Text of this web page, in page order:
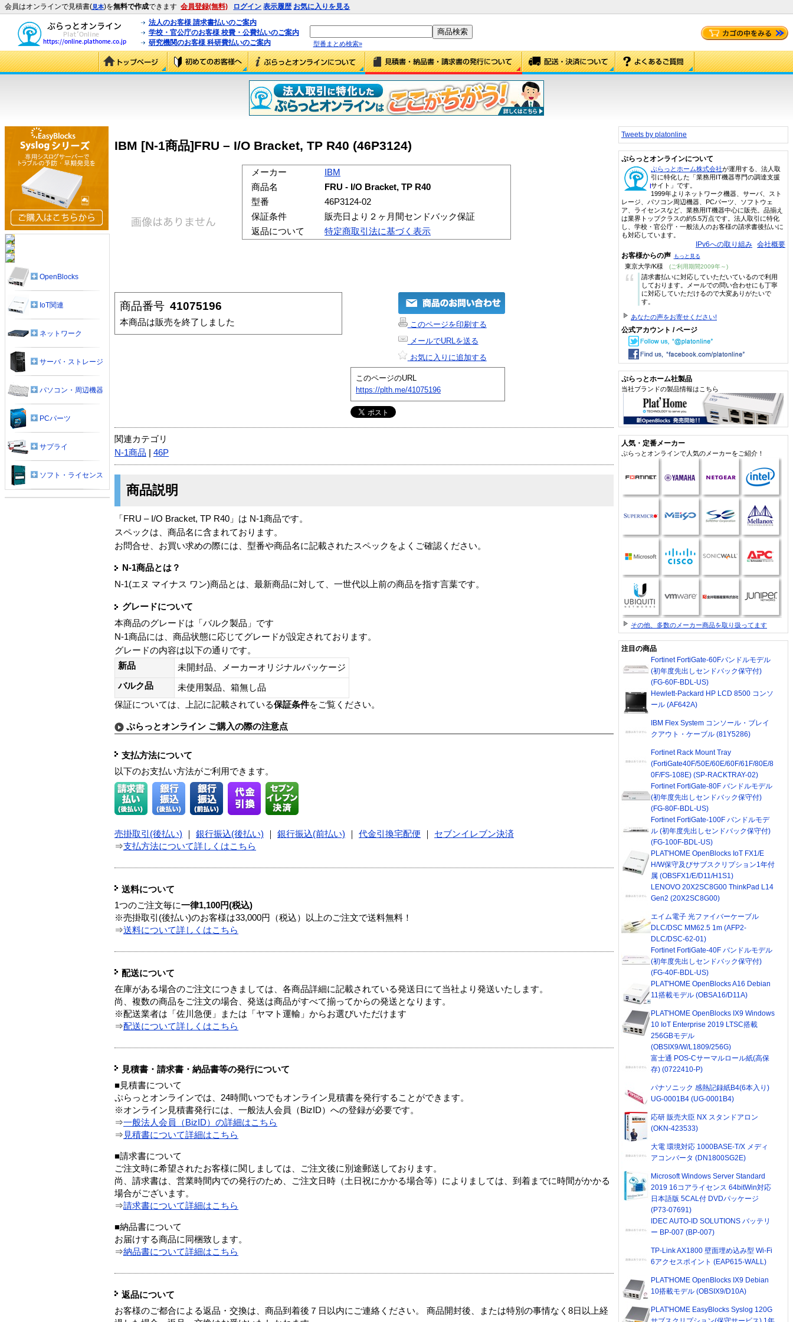
会員はオンラインで見積書(見本)を無料で作成できます 会員登録(無料) ログイン 表示履歴 お気に入りを見る
法人のお客様 請求書払いのご案内
学校・官公庁のお客様 校費・公費払いのご案内
研究機関のお客様 科研費払いのご案内
型番まとめ検索»
IBM [N-1商品]FRU – I/O Bracket, TP R40 (46P3124)
メーカー
IBM
商品名
FRU - I/O Bracket, TP R40
型番
46P3124-02
保証条件
販売日より２ヶ月間センドバック保証
返品について
特定商取引法に基づく表示
商品番号 41075196
本商品は販売を終了しました
このページを印刷する
メールでURLを送る
お気に入りに追加する
このページのURL
https://plth.me/41075196
関連カテゴリ
N-1商品
46P
商品説明
「FRU – I/O Bracket, TP R40」は N-1商品です。
スペックは、商品名に含まれております。
お問合せ、お買い求めの際には、型番や商品名に記載されたスペックをよくご確認ください。
N-1商品とは？
N-1(エヌ マイナス ワン)商品とは、最新商品に対して、一世代以上前の商品を指す言葉です。
グレードについて
本商品のグレードは「バルク製品」です
N-1商品には、商品状態に応じてグレードが設定されております。
グレードの内容は以下の通りです。
新品
未開封品、メーカーオリジナルパッケージ
バルク品
未使用製品、箱無し品
保証については、上記に記載されている保証条件をご覧ください。
ぷらっとオンライン ご購入の際の注意点
支払方法について
以下のお支払い方法がご利用できます。
売掛取引(後払い) 銀行振込(後払い) 銀行振込(前払い) 代金引換宅配便
セブンイレブン決済
⇒支払方法について詳しくはこちら
送料について
1つのご注文毎に一律1,100円(税込)
※売掛取引(後払い)のお客様は33,000円（税込）以上のご注文で送料無料！
⇒送料について詳しくはこちら
配送について
在庫がある場合のご注文につきましては、各商品詳細に記載されている発送日にて当社より発送いたします。
尚、複数の商品をご注文の場合、発送は商品がすべて揃ってからの発送となります。
※配送業者は「佐川急便」または「ヤマト運輸」からお選びいただけます
⇒配送について詳しくはこちら
見積書・請求書・納品書等の発行について
■見積書について
ぷらっとオンラインでは、24時間いつでもオンライン見積書を発行することができます。
※オンライン見積書発行には、一般法人会員（BizID）への登録が必要です。
⇒一般法人会員（BizID）の詳細はこちら
⇒ 見積書について詳細はこちら
■請求書について
ご注文時に希望されたお客様に関しましては、ご注文後に別途郵送しております。
尚、請求書は、営業時間内での発行のため、ご注文日時（土日祝にかかる場合等）によりましては、到着までに時間がかかる
場合がございます。
⇒請求書について詳細はこちら
■納品書について
お届けする商品に同梱致します。
⇒納品書について詳細はこちら
返品について
お客様のご都合による返品・交換は、商品到着後７日以内にご連絡ください。 商品開封後、または特別の事情なく8日以上経
OpenBlocks
IoT関連
ネットワーク
サーバ・ストレージ
パソコン・周辺機器
PCパーツ
サプライ
ソフト・ライセンス
Tweets by platonline
ぷらっとオンラインについて
ぷらっとホーム株式会社が運用する、法人取
引に特化した「業務用IT機器専門の調達支援
サイト」です。
1999年よりネットワーク機器、サーバ、スト
レージ、パソコン周辺機器、PCパーツ、ソフトウェ
ア、ライセンスなど、業務用IT機器中心に販売。品揃え
は業界トップクラスの約5.5万点です。法人取引に特化
し、学校・官公庁・一般法人のお客様の請求書後払いに
も対応しています。
IPv6への取り組み 会社概要
お客様からの声 もっと見る
東京大学/K様 (ご利用期間2009年～)
“
請求書払いに対応していただいているので利用
しております。メールでの問い合わせにも丁寧
に対応していただけるので大変ありがたいで
す。
あなたの声をお寄せください!
公式アカウント / ページ
ぷらっとホーム社製品
当社ブランドの製品情報はこちら
人気・定番メーカー
ぷらっとオンラインで人気のメーカーをご紹介！
その他、多数のメーカー商品を取り扱ってます
注目の商品
Fortinet FortiGate-60Fバンドルモデル
(初年度先出しセンドバック保守付)
(FG-60F-BDL-US)
Hewlett-Packard HP LCD 8500 コンソ
ール (AF642A)
IBM Flex System コンソール・ブレイ
クアウト・ケーブル (81Y5286)
Fortinet Rack Mount Tray
(FortiGate40F/50E/60E/60F/61F/80E/8
0F/FS-108E) (SP-RACKTRAY-02)
Fortinet FortiGate-80F バンドルモデル
(初年度先出しセンドバック保守付)
(FG-80F-BDL-US)
Fortinet FortiGate-100F バンドルモデ
ル (初年度先出しセンドバック保守付)
(FG-100F-BDL-US)
PLAT'HOME OpenBlocks IoT FX1/E
H/W保守及びサブスクリプション1年付
属 (OBSFX1/E/D11/H1S1)
LENOVO 20X2SC8G00 ThinkPad L14
Gen2 (20X2SC8G00)
エイム電子 光ファイバーケーブル
DLC/DSC MM62.5 1m (AFP2-
DLC/DSC-62-01)
Fortinet FortiGate-40F バンドルモデル
(初年度先出しセンドバック保守付)
(FG-40F-BDL-US)
PLAT'HOME OpenBlocks A16 Debian
11搭載モデル (OBSA16/D11A)
PLAT'HOME OpenBlocks IX9 Windows
10 IoT Enterprise 2019 LTSC搭載
256GBモデル
(OBSIX9/W/L1809/256G)
富士通 POS-Cサーマルロール紙(高保
存) (0722410-P)
パナソニック 感熱記録紙B4(6本入り)
UG-0001B4 (UG-0001B4)
応研 販売大臣 NX スタンドアロン
(OKN-423533)
大電 環境対応 1000BASE-T/X メディ
アコンバータ (DN1800SG2E)
Microsoft Windows Server Standard
2019 16コアライセンス 64bitWin対応
日本語版 5CAL付 DVDパッケージ
(P73-07691)
IDEC AUTO-ID SOLUTIONS バッテリ
ー BP-007 (BP-007)
TP-Link AX1800 壁面埋め込み型 Wi-Fi
6アクセスポイント (EAP615-WALL)
PLAT'HOME OpenBlocks IX9 Debian
10搭載モデル (OBSIX9/D10A)
PLAT'HOME EasyBlocks Syslog 120G